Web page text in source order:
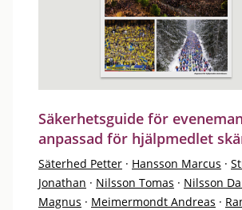
Säkerhetsguide för
anpassad för hjälpmedlet
Säterhed Petter · Hansson Marcus ·
Jonathan · Nilsson Tomas · Nilsson
Magnus · Meimermondt Andreas ·